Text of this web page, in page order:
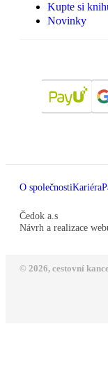
Kupte si
Novinky
O společnostiKariéra
Čedok a.s
Návrh a realizace
© 2026, cestovní